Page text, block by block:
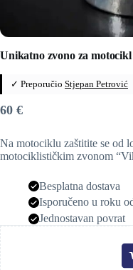
Unikatno zvono za
✓ Preporučio Stjepan Petrović
60 €
Na motociklu zaštitite se od
motociklističkim zvonom
Besplatna dostava
Isporučeno u roku
Jednostavan povrat